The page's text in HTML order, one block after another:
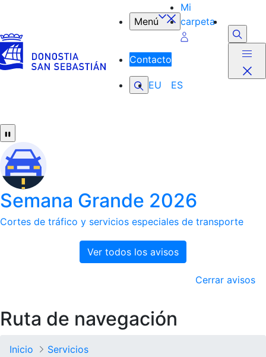
Saltar al contenido principal
Menú
Mi
carpeta
Contacto
Buscar
EU ES
Buscar
Semana Grande 2026
Cortes de tráfico y servicios especiales de transporte
Ver todos los avisos
Cerrar avisos
Ruta de navegación
Inicio
Servicios